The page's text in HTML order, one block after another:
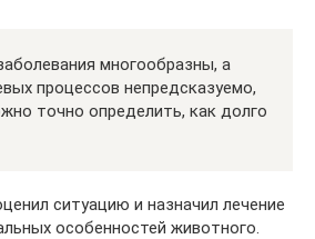
многообразны, а
процессов непредсказуемо,
точно определить, как долго
ситуацию и назначил лечение
особенностей животного.